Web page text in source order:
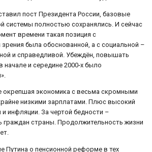
пост Президента России, базовые
системы полностью сохранялись. И сейчас
времени такая позиция с
была обоснованной, а с социальной –
и справедливой. Убеждён, повышать
начале и середине 2000‑х было
окрепшая экономика с весьма скромными
низкими зарплатами. Плюс высокий
инфляции. За чертой бедности –
граждан страны. Продолжительность жизни
Путина о пенсионной реформе в тех